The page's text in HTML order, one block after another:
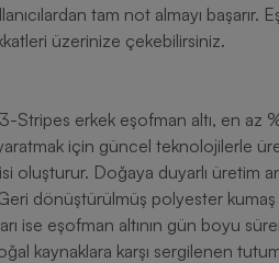
tam not almayı başarır.
üzerinize çekebilirsiniz.
Stripes erkek eşofman altı, en az
için güncel teknolojilerle
oluşturur. Doğaya duyarlı üretim
dönüştürülmüş polyester kumaş
ise eşofman altının gün boyu
kaynaklara karşı sergilenen